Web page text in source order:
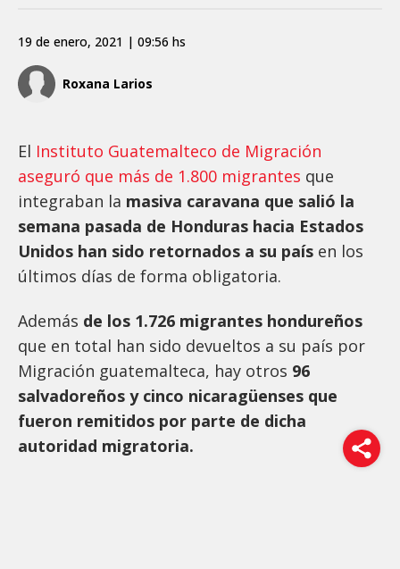
Roxana Larios
19 de enero, 2021 | 09:56 hs
El Instituto Guatemalteco de Migración
aseguró que más de 1.800 migrantes que
integraban la masiva caravana que salió la
semana pasada de Honduras hacia Estados
Unidos han sido retornados a su país en los
últimos días de forma obligatoria.
Además de los 1.726 migrantes hondureños
que en total han sido devueltos a su país por
Migración guatemalteca, hay otros 96
salvadoreños y cinco nicaragüenses que
fueron remitidos por parte de dicha
autoridad migratoria.